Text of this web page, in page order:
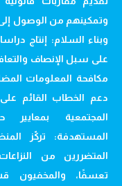
وتمكينهم من الوصول إلى
وبناء السلام: إنتاج
على سبل الإنصاف
مكافحة المعلومات
دعم الخطاب القائم على
المجتمعية
المستهدفة: تركّز
المتضررين من
تعسفًا، والمخفيون